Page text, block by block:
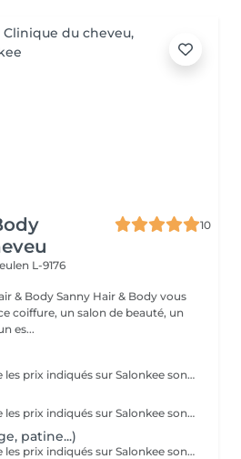
10
L-9176
& Body vous
coiffure, un salon de beauté, un
es...
Veuillez prendre note que les prix indiqués sur Salonkee sont communiqués à titre informatif et s'entendent de base. Ces derniers sont susceptibles de varier selon le diagnostic réalisé à votre arrivée au salon et l'expertise du professionnel à qui vous confiez votre beauté. Dans tous les cas, un devis précis vous sera proposé et toutes réalisations de prestations seront effectuées avec votre accord. Un grand merci d'avance pour votre compréhension. Au plaisir de vous recevoir très vite.
Veuillez prendre note que les prix indiqués sur Salonkee sont communiqués à titre informatif et s'entendent de base. Ces derniers sont susceptibles de varier selon le diagnostic réalisé à votre arrivée au salon et l'expertise du professionnel à qui vous confiez votre beauté. Dans tous les cas, un devis précis vous sera proposé et toutes réalisations de prestations seront effectuées avec votre accord. Un grand merci d'avance pour votre compréhension. Au plaisir de vous recevoir très vite.
patine...)
Veuillez prendre note que les prix indiqués sur Salonkee sont communiqués à titre informatif et s'entendent de base. Ces derniers sont susceptibles de varier selon le diagnostic réalisé à votre arrivée au salon et l'expertise du professionnel à qui vous confiez votre beauté. Dans tous les cas, un devis précis vous sera proposé et toutes réalisations de prestations seront effectuées avec votre accord. Un grand merci d'avance pour votre compréhension. Au plaisir de vous recevoir très vite.